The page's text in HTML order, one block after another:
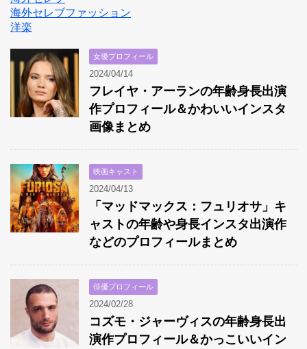
海外セレブファッション
洋楽
女優プロフィール
2024/04/14
フレイヤ・アーランの年齢身長出演
作プロフィール＆かわいいインスタ
画像まとめ
映画キャスト
2024/04/13
「マッドマックス：フュリオサ」キ
ャストの年齢や身長インスタ出演作
などのプロフィールまとめ
俳優プロフィール
2024/02/28
コズモ・ジャーヴィスの年齢身長出
演作プロフィール＆かっこいいイン